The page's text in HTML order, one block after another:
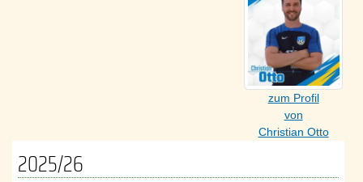
zum Profil
von
Christian Otto
2025/26